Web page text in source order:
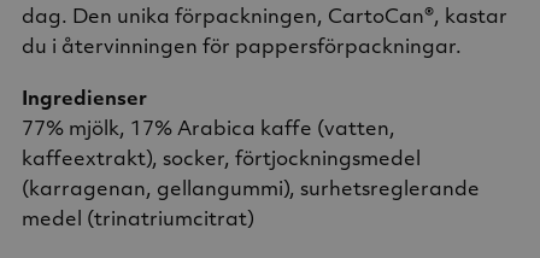
dag. Den unika förpackningen, CartoCan®️, kastar
du i återvinningen för pappersförpackningar.
Ingredienser
77% mjölk, 17% Arabica kaffe (vatten,
kaffeextrakt), socker, förtjockningsmedel
(karragenan, gellangummi), surhetsreglerande
medel (trinatriumcitrat)